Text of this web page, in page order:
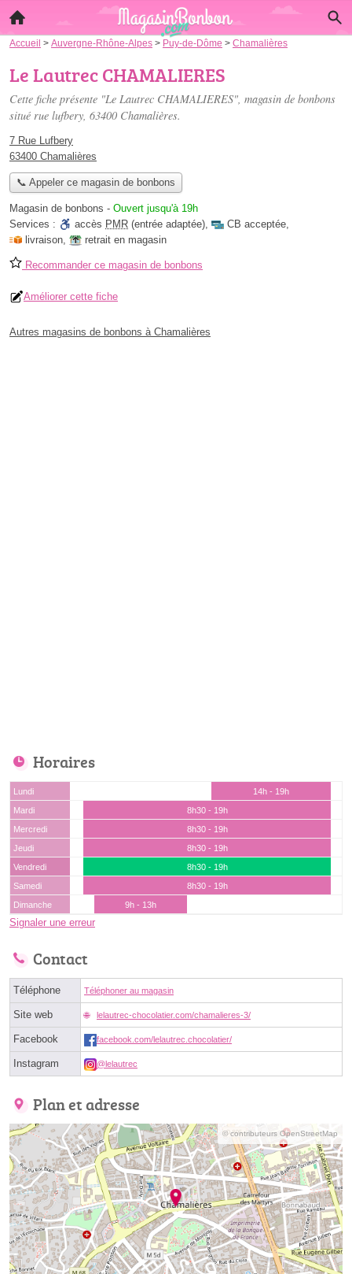
Accueil > Auvergne-Rhône-Alpes > Puy-de-Dôme > Chamalières
Le Lautrec CHAMALIERES
Cette fiche présente "Le Lautrec CHAMALIERES", magasin de bonbons
situé rue lufbery, 63400 Chamalières.
7 Rue Lufbery
63400 Chamalières
📞 Appeler ce magasin de bonbons
Magasin de bonbons - Ouvert jusqu'à 19h
Services :
accès PMR (entrée adaptée), CB acceptée,
livraison, retrait en magasin
Recommander ce magasin de bonbons
Améliorer cette fiche
Autres magasins de bonbons à Chamalières
Horaires
Lundi
14h - 19h
Mardi
8h30 - 19h
Mercredi
8h30 - 19h
Jeudi
8h30 - 19h
Vendredi
8h30 - 19h
Samedi
8h30 - 19h
Dimanche
9h - 13h
Signaler une erreur
Contact
Téléphone Téléphoner au magasin
Site web lelautrec-chocolatier.com/chamalieres-3/
Facebook facebook.com/lelautrec.chocolatier/
Instagram @lelautrec
Plan et adresse
© contributeurs OpenStreetMap